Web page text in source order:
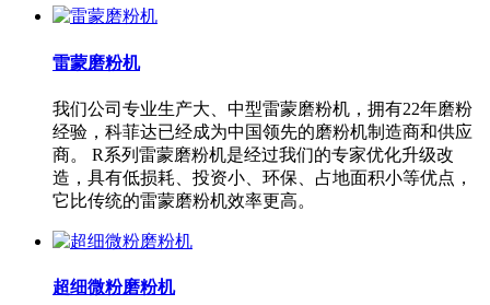
雷蒙磨粉机
我们公司专业生产大、中型雷蒙磨粉机，拥有22年磨粉
经验，科菲达已经成为中国领先的磨粉机制造商和供应
商。 R系列雷蒙磨粉机是经过我们的专家优化升级改
造，具有低损耗、投资小、环保、占地面积小等优点，
它比传统的雷蒙磨粉机效率更高。
超细微粉磨粉机